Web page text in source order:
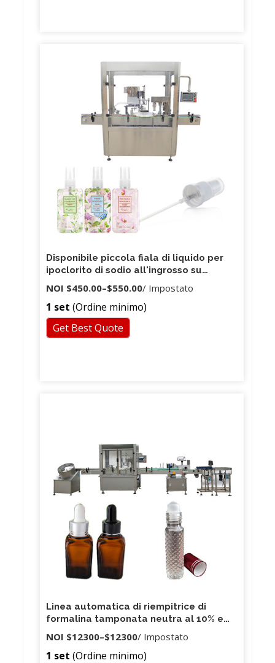
Disponibile piccola fiala di liquido per
ipoclorito di sodio all'ingrosso su
NOI $450.00–$550.00/ Impostato
1 set (Ordine minimo)
Get Best Quote
Linea automatica di riempitrice di
formalina tamponata neutra al 10% e
confezionatrice di riempitrici di liquidi
chimici
NOI $12300–$12300/ Impostato
1 set (Ordine minimo)